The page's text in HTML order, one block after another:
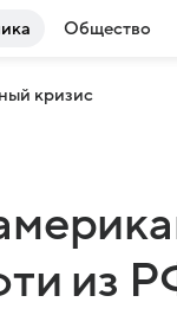
Общество
кризис
из